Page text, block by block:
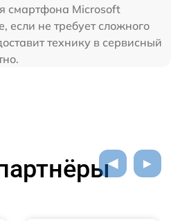
смартфона Microsoft
если не требует сложного
технику в сервисный